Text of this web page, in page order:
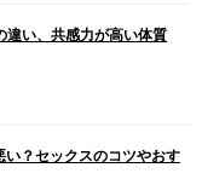
違い、共感力が高い体質
い？セックスのコツやおす